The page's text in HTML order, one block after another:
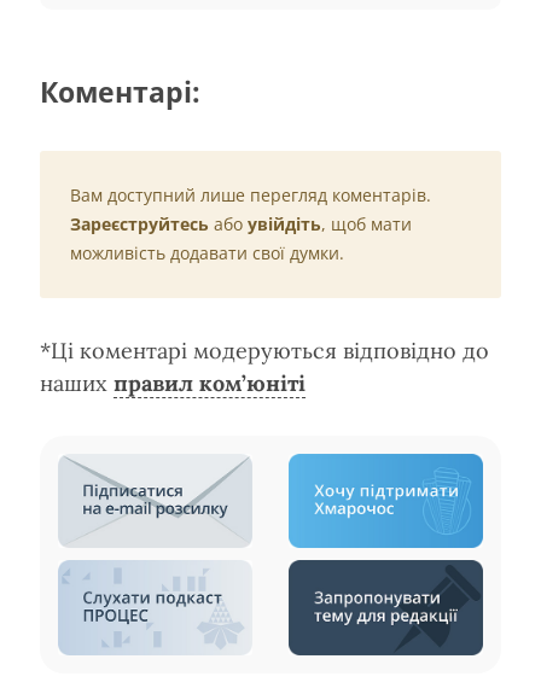
Коментарі:
Вам доступний лише перегляд коментарів.
Зареєструйтесь або увійдіть, щоб мати
можливість додавати свої думки.
*Ці коментарі модеруються відповідно до
наших правил ком’юніті